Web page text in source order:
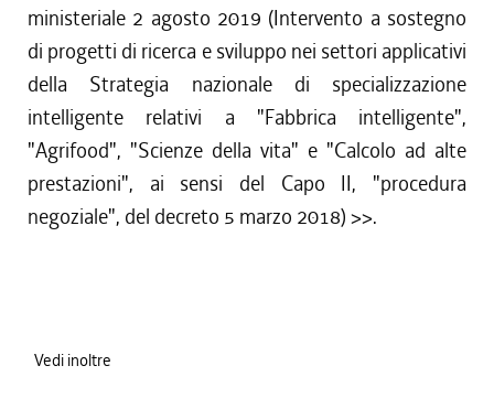
ministeriale 2 agosto 2019 (Intervento a sostegno
di progetti di ricerca e sviluppo nei settori applicativi
della Strategia nazionale di specializzazione
intelligente relativi a "Fabbrica intelligente",
"Agrifood", "Scienze della vita" e "Calcolo ad alte
prestazioni", ai sensi del Capo II, "procedura
negoziale", del decreto 5 marzo 2018) >>.
Vedi inoltre